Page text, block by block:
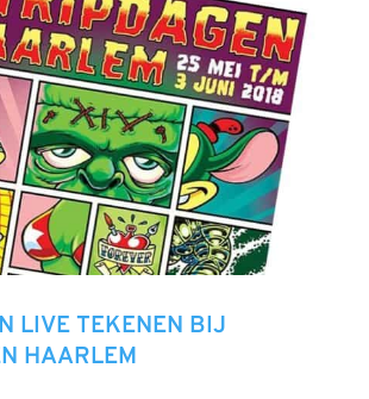
LIVE TEKENEN BIJ
HAARLEM